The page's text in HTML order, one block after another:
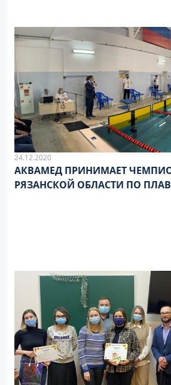
24.12.2020
АКВАМЕД ПРИНИМАЕТ
РЯЗАНСКОЙ ОБЛАСТИ ПО